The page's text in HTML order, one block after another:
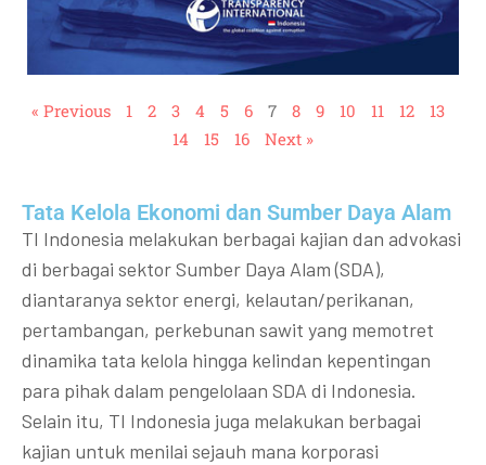
« Previous 1 2 3 4 5 6 7 8 9 10 11 12
13
14
15 16 Next »
Tata Kelola Ekonomi dan Sumber Daya Alam
TI Indonesia melakukan berbagai kajian dan advokasi
di berbagai sektor Sumber Daya Alam (SDA),
diantaranya sektor energi, kelautan/perikanan,
pertambangan, perkebunan sawit yang memotret
dinamika tata kelola hingga kelindan kepentingan
para pihak dalam pengelolaan SDA di Indonesia.
Selain itu, TI Indonesia juga melakukan berbagai
kajian untuk menilai sejauh mana korporasi